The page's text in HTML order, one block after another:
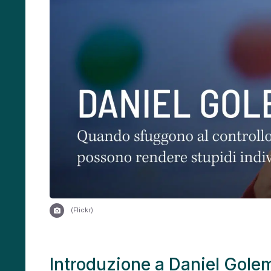
(Flickr)
Introduzione a Daniel